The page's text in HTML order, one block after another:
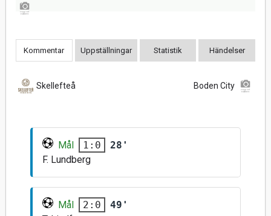
Kommentar Uppställningar Statistik Händelser
Skellefteå Boden City
Mål 1:0
28'
F. Lundberg
Mål 2:0
49'